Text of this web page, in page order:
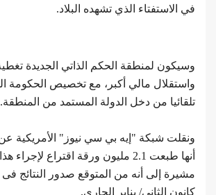
في الاستفتاء الذي تشهده البلاد.
وسيكون لمنطقة الحكم الذاتي الجديدة
واستقلال مالي أكبر، مع تخصيص الحكومة
تلقائيا من دخل الدولة المستمد من المنطقة.
ونقلت شبكة "إيه بي سي نيوز" الأمريكية عن
أنها طبعت 2.1 مليون ورقة اقتراع لإجراء هذا
كانون الثاني/ يناير الجاري.